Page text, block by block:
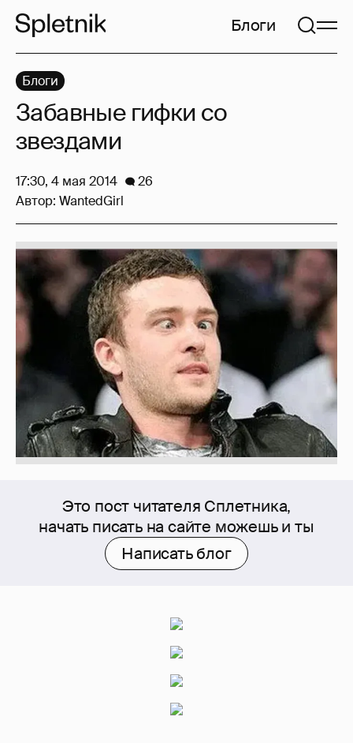
Блоги
Это пост читателя Сплетника,
начать писать на сайте можешь и ты
Написать блог
Блоги
Забавные гифки со
звездами
17:30, 4 мая 2014
26
Автор: WantedGirl